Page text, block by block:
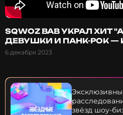
SQWOZ BAB УКРАЛ ХИТ
ДЕВУШКИ И ПАНК-РОК —
ПАЦАНСКИЙ ХИТ?
6 декабря 2023
звёзд шоу-